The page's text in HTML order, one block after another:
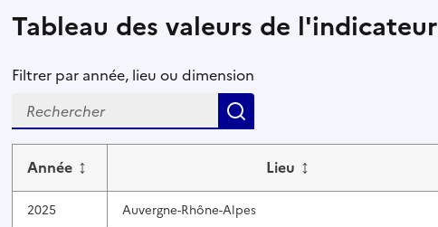
Tableau des valeurs de l'indicateur
Filtrer par année, lieu ou dimension
Année ↕ Lieu ↕
2025 Auvergne-Rhône-Alpes